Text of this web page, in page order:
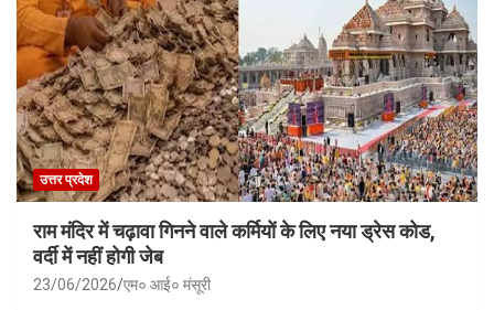
उत्तर प्रदेश
राम मंदिर में चढ़ावा गिनने वाले कर्मियों के लिए नया ड्रेस कोड,
वर्दी में नहीं होगी जेब
23/06/2026 एम० आई० मंसूरी